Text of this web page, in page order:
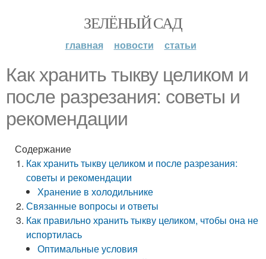
ЗЕЛЁНЫЙ САД
главная новости статьи
Как хранить тыкву целиком и
после разрезания: советы и
рекомендации
Содержание
Как хранить тыкву целиком и после разрезания:
советы и рекомендации
Хранение в холодильнике
Связанные вопросы и ответы
Как правильно хранить тыкву целиком, чтобы она не
испортилась
Оптимальные условия